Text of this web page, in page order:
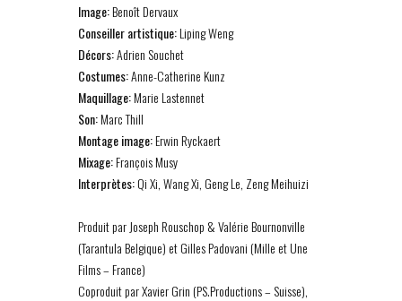
Image:Benoît Dervaux
Conseiller artistique:Liping Weng
Décors:Adrien Souchet
Costumes:Anne-Catherine Kunz
Maquillage:Marie Lastennet
Son:Marc Thill
Montage image:Erwin Ryckaert
Mixage:François Musy
Interprètes:Qi Xi, Wang Xi, Geng Le, Zeng Meihuizi
Produit par Joseph Rouschop & Valérie Bournonville
(Tarantula Belgique) et Gilles Padovani (Mille et Une
Films – France)
Coproduit par Xavier Grin (PS.Productions – Suisse),